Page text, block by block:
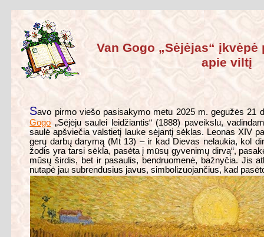
Van Gogo „Sėjėjas“
apie viltį
Savo pirmo viešo pasisakymo metu 2025 m. gegužės 21
Gogo „Sėjėju saulei leidžiantis“ (1888) paveikslu,
saulė apšviečia valstietį lauke sėjantį sėklas. Leonas XIV
gerų darbų darymą (Mt 13) – ir kad Dievas nelaukia, kol
žodis yra tarsi sėkla, pasėta į mūsų gyvenimų dirvą“,
mūsų širdis, bet ir pasaulis, bendruomenė, bažnyčia. Jis
nutapė jau subrendusius javus, simbolizuojančius, kad